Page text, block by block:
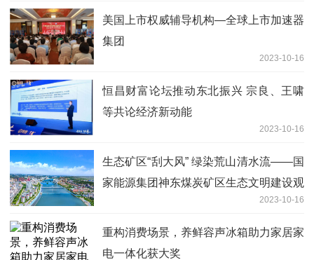
美国上市权威辅导机构—全球上市加速器
集团
2023-10-16
恒昌财富论坛推动东北振兴 宗良、王啸
等共论经济新动能
2023-10-16
生态矿区“刮大风” 绿染荒山清水流——国
家能源集团神东煤炭矿区生态文明建设观
2023-10-16
重构消费场景，养鲜容声冰箱助力家居家
电一体化获大奖